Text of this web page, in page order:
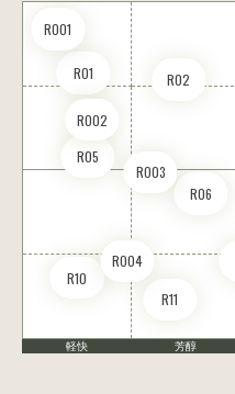
R01 R02
R05
R06
R10
R11
RO01
RO02
RO03
RO04
軽快 芳醇